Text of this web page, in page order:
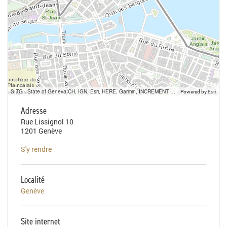
SITG - State of Geneva-CH, IGN, Esri, HERE, Garmin, INCREMENT P, USGS, METI/NASA Powered by Esri
Adresse
Rue Lissignol 10
1201 Genève
S'y rendre
Localité
Genève
Site internet